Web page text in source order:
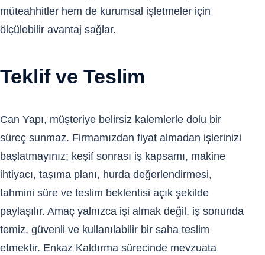
müteahhitler hem de kurumsal işletmeler için
ölçülebilir avantaj sağlar.
Teklif ve Teslim
Can Yapı, müşteriye belirsiz kalemlerle dolu bir
süreç sunmaz. Firmamızdan fiyat almadan işlerinizi
başlatmayınız; keşif sonrası iş kapsamı, makine
ihtiyacı, taşıma planı, hurda değerlendirmesi,
tahmini süre ve teslim beklentisi açık şekilde
paylaşılır. Amaç yalnızca işi almak değil, iş sonunda
temiz, güvenli ve kullanılabilir bir saha teslim
etmektir. Enkaz Kaldırma sürecinde mevzuata